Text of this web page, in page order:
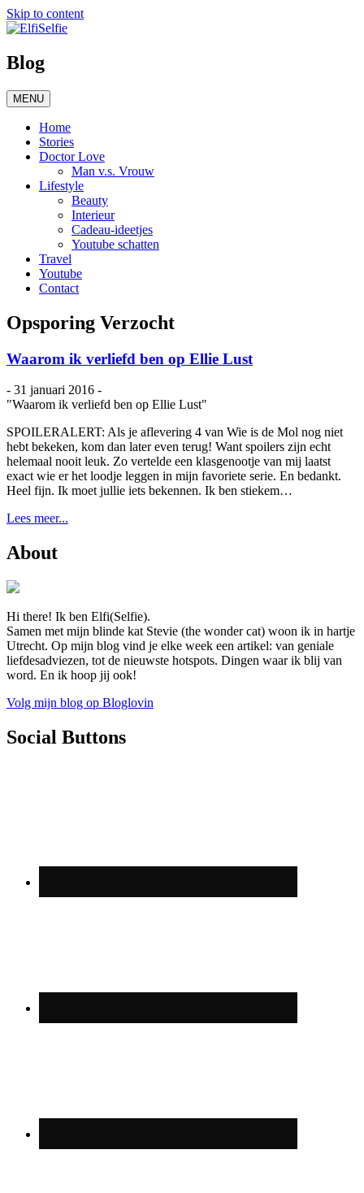
Skip to content
Blog
MENU
Home
Stories
Doctor Love
Man v.s. Vrouw
Lifestyle
Beauty
Interieur
Cadeau-ideetjes
Youtube schatten
Travel
Youtube
Contact
Opsporing Verzocht
Waarom ik verliefd ben op Ellie Lust
- 31 januari 2016 -
"Waarom ik verliefd ben op Ellie Lust"
SPOILERALERT: Als je aflevering 4 van Wie is de Mol nog niet
hebt bekeken, kom dan later even terug! Want spoilers zijn echt
helemaal nooit leuk. Zo vertelde een klasgenootje van mij laatst
exact wie er het loodje leggen in mijn favoriete serie. En bedankt.
Heel fijn. Ik moet jullie iets bekennen. Ik ben stiekem…
Lees meer...
About
Hi there! Ik ben Elfi(Selfie).
Samen met mijn blinde kat Stevie (the wonder cat) woon ik in hartje
Utrecht. Op mijn blog vind je elke week een artikel: van geniale
liefdesadviezen, tot de nieuwste hotspots. Dingen waar ik blij van
word. En ik hoop jij ook!
Volg mijn blog op Bloglovin
Social Buttons